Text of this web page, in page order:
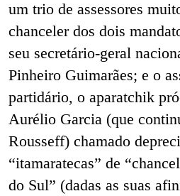
um trio de assessores
chanceler dos dois
seu secretário-geral
Pinheiro Guimarães; e o
partidário, o aparatchik
Aurélio Garcia (que
Rousseff) chamado
“itamaratecas” de
do Sul” (dadas as suas